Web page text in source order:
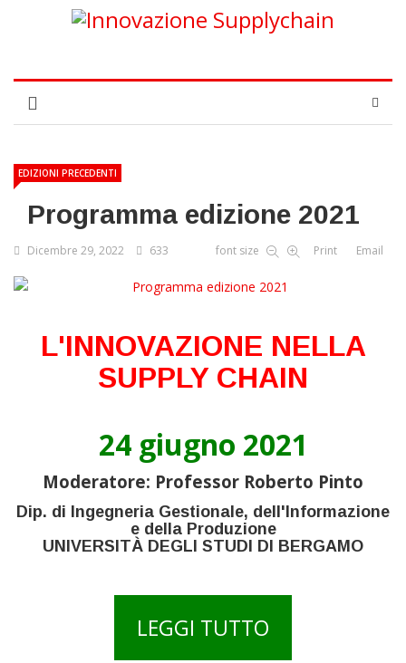
EDIZIONI PRECEDENTI
Programma edizione 2021
Dicembre 29, 2022 633 font size Print Email
L'INNOVAZIONE NELLA
SUPPLY CHAIN
24 giugno 2021
Moderatore: Professor Roberto Pinto
Dip. di Ingegneria Gestionale, dell'Informazione
e della Produzione
UNIVERSITÀ DEGLI STUDI DI BERGAMO
LEGGI TUTTO